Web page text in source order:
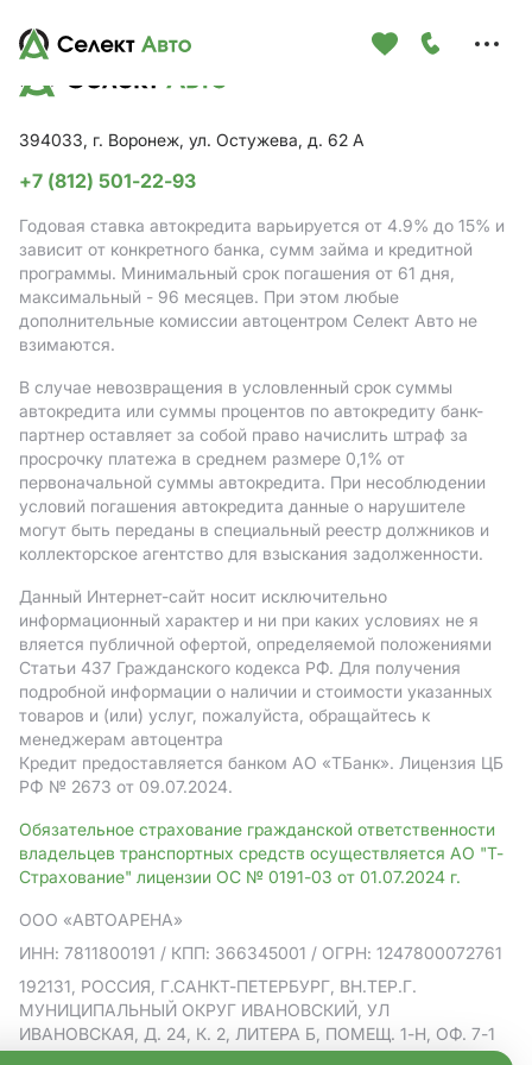
394033, г. Воронеж, ул. Остужева, д. 62 А
+7 (812) 501-22-93
Годовая ставка автокредита варьируется от 4.9% до 15% и
зависит от конкретного банка, сумм займа и кредитной
программы. Минимальный срок погашения от 61 дня,
максимальный - 96 месяцев. При этом любые
дополнительные комиссии автоцентром Селект Авто не
взимаются.
В случае невозвращения в условленный срок суммы
автокредита или суммы процентов по автокредиту банк-
партнер оставляет за собой право начислить штраф за
просрочку платежа в среднем размере 0,1% от
первоначальной суммы автокредита. При несоблюдении
условий погашения автокредита данные о нарушителе
могут быть переданы в специальный реестр должников и
коллекторское агентство для взыскания задолженности.
Данный Интернет-сайт носит исключительно
информационный характер и ни при каких условиях не я
вляется публичной офертой, определяемой положениями
Статьи 437 Гражданского кодекса РФ. Для получения
подробной информации о наличии и стоимости указанных
товаров и (или) услуг, пожалуйста, обращайтесь к
менеджерам автоцентра
Кредит предоставляется банком АO «ТБанк». Лицензия ЦБ
РФ № 2673 от 09.07.2024.
Обязательное страхование гражданской ответственности
владельцев транспортных средств осуществляется АО "Т-
Страхование" лицензии ОС № 0191-03 от 01.07.2024 г.
ООО «АВТОАРЕНА»
ИНН: 7811800191 / КПП: 366345001 / ОГРН: 1247800072761
192131, РОССИЯ, Г.САНКТ-ПЕТЕРБУРГ, ВН.ТЕР.Г.
МУНИЦИПАЛЬНЫЙ ОКРУГ ИВАНОВСКИЙ, УЛ
ИВАНОВСКАЯ, Д. 24, К. 2, ЛИТЕРА Б, ПОМЕЩ. 1-Н, ОФ. 7-1